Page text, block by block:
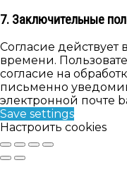
7. Заключительные
Согласие действует
времени.
согласие на
письменно
электронной почте
Save settings
Настроить cookies